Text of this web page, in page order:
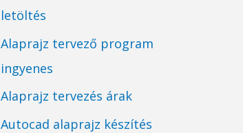
letöltés
Alaprajz tervező program
ingyenes
Alaprajz tervezés árak
Autocad alaprajz készítés